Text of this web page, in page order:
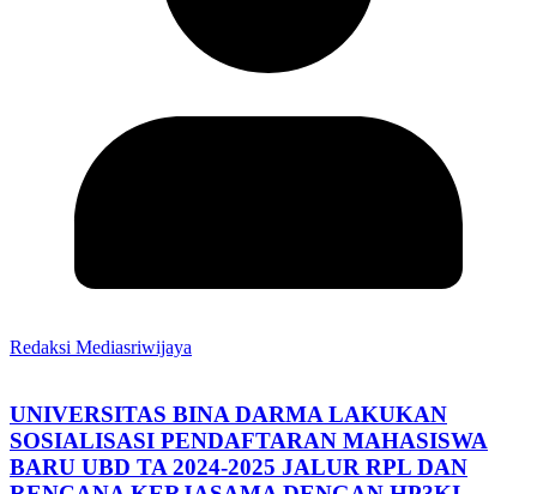
Redaksi Mediasriwijaya
UNIVERSITAS BINA DARMA LAKUKAN
SOSIALISASI PENDAFTARAN MAHASISWA
BARU UBD TA 2024-2025 JALUR RPL DAN